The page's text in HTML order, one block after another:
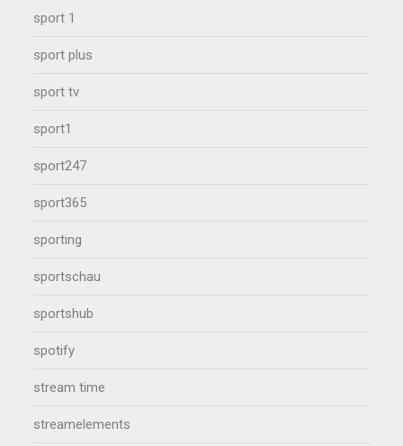
sport 1
sport plus
sport tv
sport1
sport247
sport365
sporting
sportschau
sportshub
spotify
stream time
streamelements